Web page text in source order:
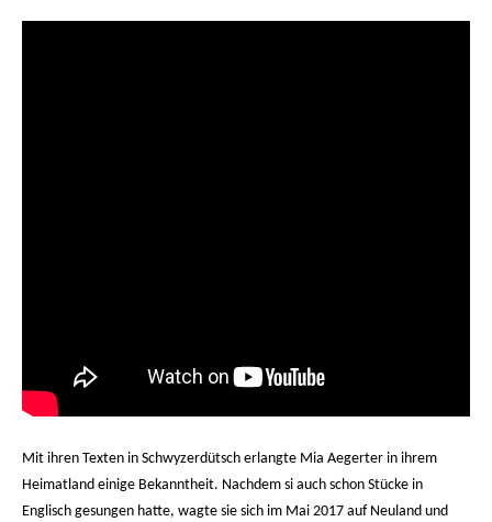
Mit ihren Texten in Schwyzerdütsch erlangte Mia Aegerter in ihrem
Heimatland einige Bekanntheit. Nachdem si auch schon Stücke in
Englisch gesungen hatte, wagte sie sich im Mai 2017 auf Neuland und